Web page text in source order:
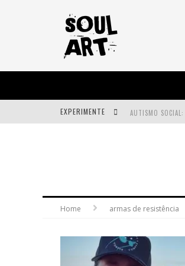
EXPERIMENTE
Home armas de resistência